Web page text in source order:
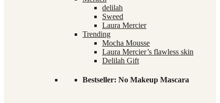
delilah
Sweed
Laura Mercier
Trending
Mocha Mousse
Laura Mercier’s flawless skin
Delilah Gift
Bestseller: No Makeup Mascara